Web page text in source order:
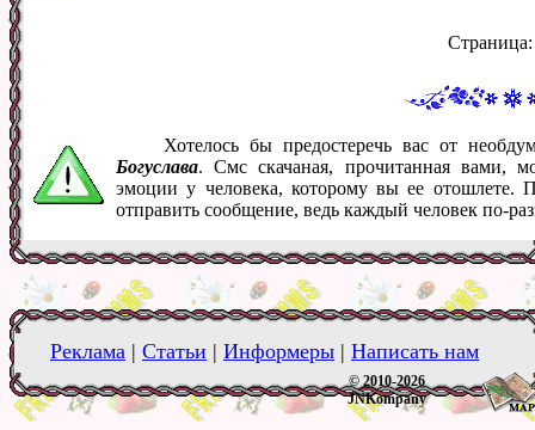
Хотелось бы предостеречь вас от
Богуслава. Смс скачаная, прочитанная вами,
эмоции у человека, которому вы ее отошлете.
отправить сообщение, ведь каждый человек по-
Реклама | Статьи | Информеры | Написать нам
© 2010-2026
JNKompany